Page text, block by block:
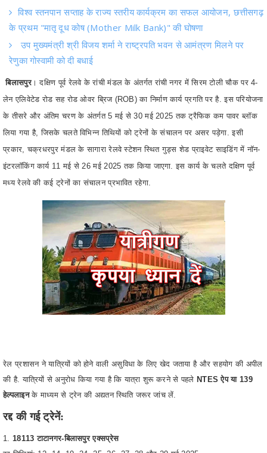
उप मुख्यमंत्री श्री विजय शर्मा ने राष्ट्रपति भवन से आमंत्रण मिलने पर
रेणुका गोस्वामी को दी बधाई
बिलासपुर । दक्षिण पूर्व रेलवे के रांची मंडल के अंतर्गत रांची नगर में सिरम टोली चौक पर 4-
लेन एलिवेटेड रोड सह रोड ओवर ब्रिज (ROB) का निर्माण कार्य प्रगति पर है. इस परियोजना
के तीसरे और अंतिम चरण के अंतर्गत 5 मई से 30 मई 2025 तक ट्रैफिक कम पावर ब्लॉक
लिया गया है, जिसके चलते विभिन्न तिथियों को ट्रेनों के संचालन पर असर पड़ेगा. इसी
प्रकार, चक्रधरपुर मंडल के सागारा रेलवे स्टेशन स्थित गुड्स शेड प्राइवेट साइडिंग में नॉन-
इंटरलॉकिंग कार्य 11 मई से 26 मई 2025 तक किया जाएगा. इस कार्य के चलते दक्षिण पूर्व
मध्य रेलवे की कई ट्रेनों का संचालन प्रभावित रहेगा.
हेल्पलाइनके माध्यम से ट्रेन की अद्यतन स्थिति जरूर जांच लें.
रद्द की गई ट्रेनें:
रद्द तिथियां: 12, 14, 19, 24, 25, 26, 27, 28 और 29 मई 2025
18114 बिलासपुर-टाटानगर एक्सप्रेस
रद्द तिथियां: 13, 15, 20, 25, 26, 27, 28, 29 और 30 मई 2025